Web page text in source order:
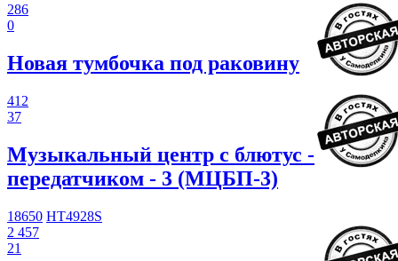
286
0
Новая тумбочка под раковину
412
37
Музыкальный центр с блютус -
передатчиком - 3 (МЦБП-3)
18650 HT4928S
2 457
21